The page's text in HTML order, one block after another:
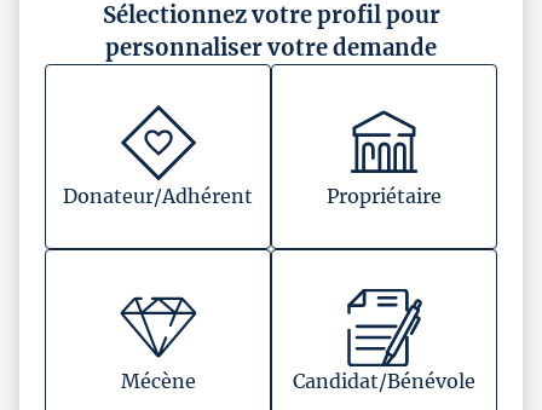
Sélectionnez votre profil pour
personnaliser votre demande
Donateur/Adhérent Propriétaire
Mécène Candidat/Bénévole